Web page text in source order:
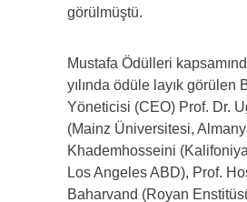
görülmüştü.
Mustafa Ödülleri
yılında ödüle layık görülen
Yöneticisi (CEO) Prof. Dr.
(Mainz Üniversitesi,
Khademhosseini
Los Angeles ABD), Prof.
Baharvand (Royan